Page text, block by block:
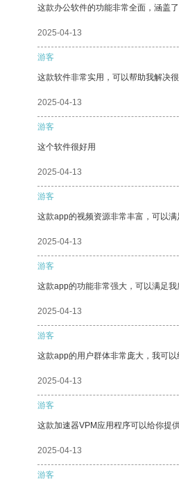
这款办公软件的功能非常全面，涵盖
2025-04-13
游客
这款软件非常实用，可以帮助我解决很
2025-04-13
游客
这个软件很好用
2025-04-13
游客
这款app的视频资源非常丰富，可以满
2025-04-13
游客
这款app的功能非常强大，可以满足
2025-04-13
游客
这款app的用户群体非常庞大，我可以
2025-04-13
游客
这款加速器VPM应用程序可以给你提
2025-04-13
游客